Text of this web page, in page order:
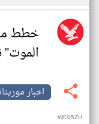
خطط
اخبار
WE05ZH